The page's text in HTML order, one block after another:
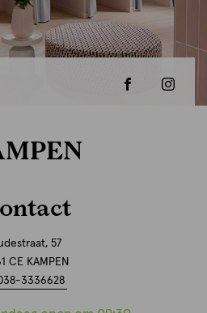
57
CE KAMPEN
038-3336628